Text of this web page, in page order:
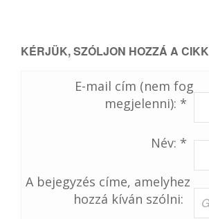
KÉRJÜK, SZÓLJON HOZZÁ A
E-mail cím (nem fog
megjelenni): *
Név: *
A bejegyzés címe, amelyhez
hozzá kíván szólni: